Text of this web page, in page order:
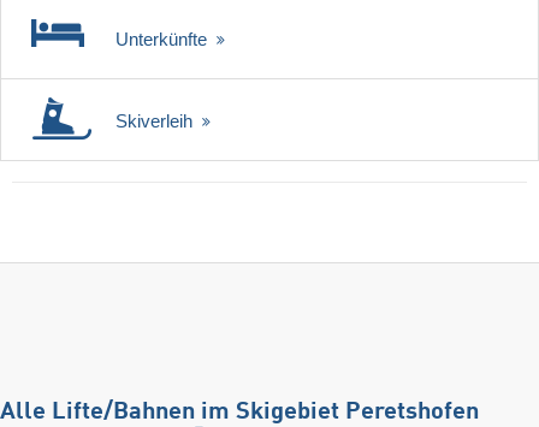
Unterkünfte
Skiverleih
Alle Lifte/Bahnen im Skigebiet Peretshofen